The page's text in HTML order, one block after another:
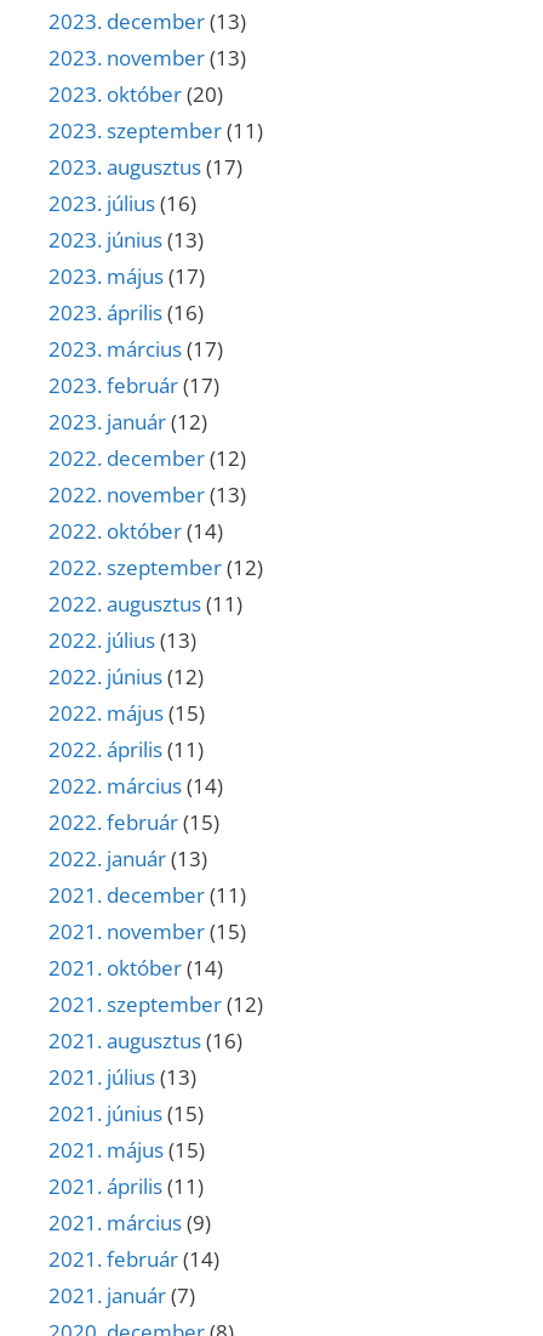
2023. december(13)
2023. november(13)
2023. október(20)
2023. szeptember(11)
2023. augusztus(17)
2023. július(16)
2023. június(13)
2023. május(17)
2023. április(16)
2023. március(17)
2023. február(17)
2023. január(12)
2022. december(12)
2022. november(13)
2022. október(14)
2022. szeptember(12)
2022. augusztus(11)
2022. július(13)
2022. június(12)
2022. május(15)
2022. április(11)
2022. március(14)
2022. február(15)
2022. január(13)
2021. december(11)
2021. november(15)
2021. október(14)
2021. szeptember(12)
2021. augusztus(16)
2021. július(13)
2021. június(15)
2021. május(15)
2021. április(11)
2021. március(9)
2021. február(14)
2021. január(7)